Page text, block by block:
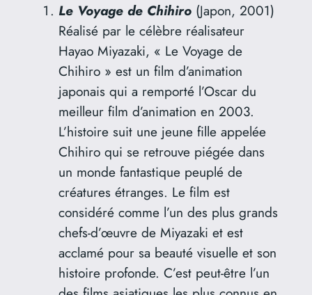
Le Voyage de Chihiro(Japon, 2001)
Réalisé par le célèbre réalisateur
Hayao Miyazaki, « Le Voyage de
Chihiro » est un film d’animation
japonais qui a remporté l’Oscar du
meilleur film d’animation en 2003.
L’histoire suit une jeune fille appelée
Chihiro qui se retrouve piégée dans
un monde fantastique peuplé de
créatures étranges. Le film est
considéré comme l’un des plus grands
chefs-d’œuvre de Miyazaki et est
acclamé pour sa beauté visuelle et son
histoire profonde. C’est peut-être l’un